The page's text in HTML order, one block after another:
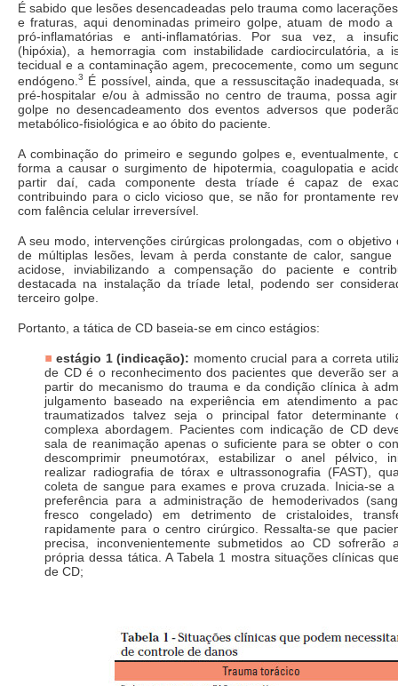
É sabido que lesões desencadeadas pelo trauma como
e fraturas, aqui denominadas primeiro golpe, atuam de modo a
pró-inflamatórias e anti-inflamatórias. Por sua vez, a
(hipóxia), a hemorragia com instabilidade cardiocirculatória, a
tecidual e a contaminação agem, precocemente, como um
endógeno. 3
É possível, ainda, que a ressuscitação inadequada,
pré-hospitalar e/ou à admissão no centro de trauma, possa
golpe no desencadeamento dos eventos adversos que
metabólico-fisiológica e ao óbito do paciente.
A combinação do primeiro e segundo golpes e, eventualmente,
forma a causar o surgimento de hipotermia, coagulopatia e
partir daí, cada componente desta tríade é capaz de
contribuindo para o ciclo vicioso que, se não for prontamente
com falência celular irreversível.
A seu modo, intervenções cirúrgicas prolongadas, com o objetivo
de múltiplas lesões, levam à perda constante de calor,
acidose, inviabilizando a compensação do paciente e
destacada na instalação da tríade letal, podendo ser
terceiro golpe.
Portanto, a tática de CD baseia-se em cinco estágios:
estágio 1 (indicação): momento crucial para a correta
de CD é o reconhecimento dos pacientes que deverão ser
partir do mecanismo do trauma e da condição clínica à
julgamento baseado na experiência em atendimento a
traumatizados talvez seja o principal fator determinante
complexa abordagem. Pacientes com indicação de CD
sala de reanimação apenas o suficiente para se obter o
descomprimir pneumotórax, estabilizar o anel pélvico,
realizar radiografia de tórax e ultrassonografia (FAST),
coleta de sangue para exames e prova cruzada. Inicia-se a
preferência para a administração de hemoderivados
fresco congelado) em detrimento de cristaloides,
rapidamente para o centro cirúrgico. Ressalta-se que
precisa, inconvenientemente submetidos ao CD sofrerão
própria dessa tática. A Tabela 1 mostra situações clínicas
de CD;